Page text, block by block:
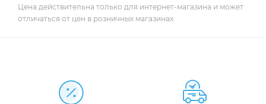
Цена действительна только для интернет-магазина и может
отличаться от цен в розничных магазинах